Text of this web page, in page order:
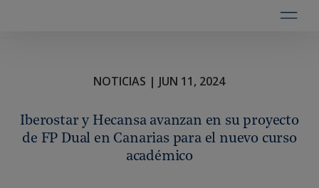
NOTICIAS | JUN 11, 2024
Iberostar y Hecansa avanzan en su proyecto
de FP Dual en Canarias para el nuevo curso
académico